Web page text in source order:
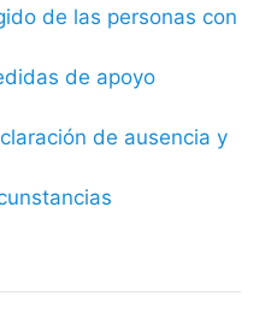
de las personas con
de apoyo
de ausencia y